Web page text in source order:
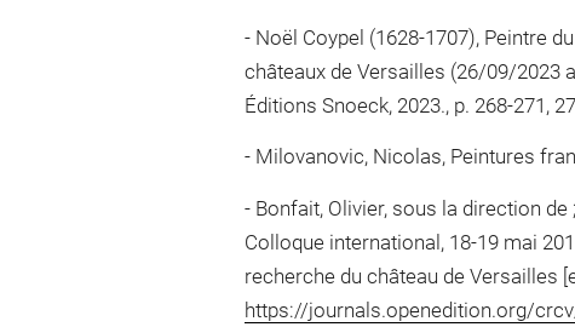
Noël Coypel (1628-1707), Peintre
châteaux de Versailles (26/09/2023
Éditions Snoeck, 2023., p. 268-271,
Milovanovic, Nicolas, Peintures
Bonfait, Olivier, sous la direction
Colloque international, 18-19 mai
recherche du château de Versailles
https://journals.openedition.org/